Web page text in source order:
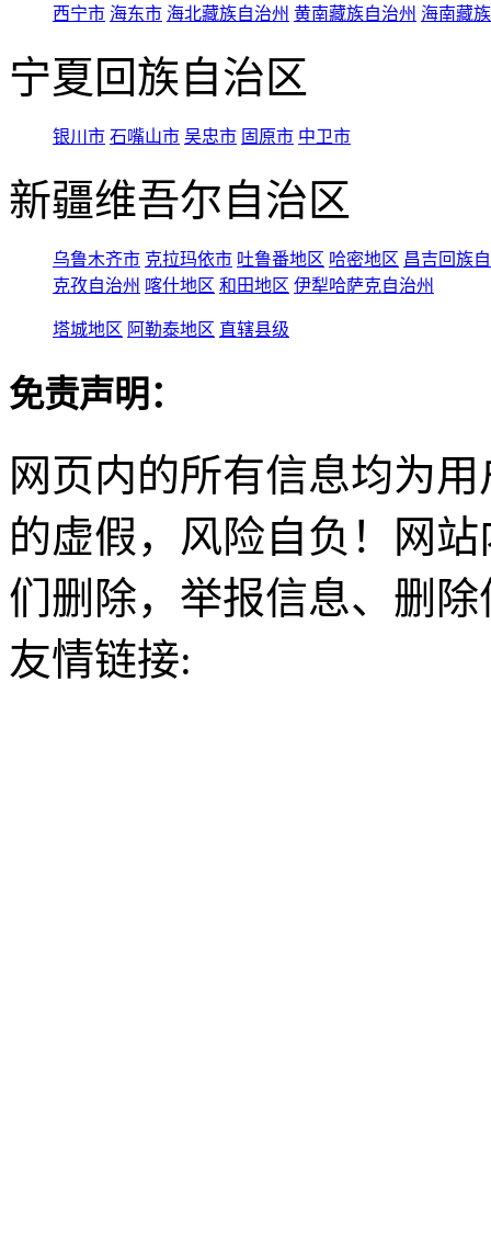
西宁市 海东市 海北藏族自治州 黄南藏族自治州 海南藏
宁夏回族自治区
银川市 石嘴山市 吴忠市 固原市 中卫市
新疆维吾尔自治区
乌鲁木齐市 克拉玛依市 吐鲁番地区 哈密地区 昌吉回族
克孜自治州 喀什地区 和田地区 伊犁哈萨克自治州
塔城地区 阿勒泰地区 直辖县级
免责声明：
网页内的所有信息均为
的虚假，风险自负！网
们删除，举报信息、删
友情链接: